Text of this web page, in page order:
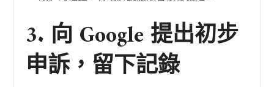
3. 向 Google 提出初步
申訴，留下記錄